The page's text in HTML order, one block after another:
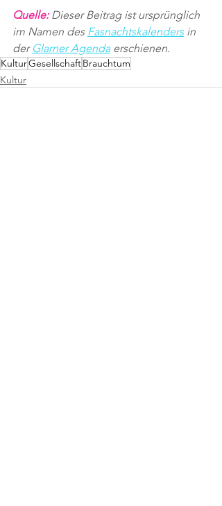
Quelle: Dieser Beitrag ist ursprünglich
im Namen des Fasnachtskalenders in
der Glarner Agenda erschienen.
KulturGesellschaftBrauchtum
Kultur